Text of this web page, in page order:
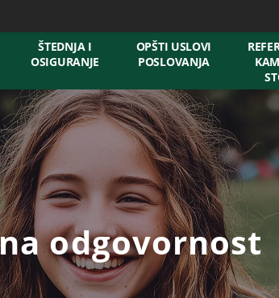
ŠTEDNJA I
OSIGURANJE
OPŠTI USLOVI
POSLOVANJA
odgovornost